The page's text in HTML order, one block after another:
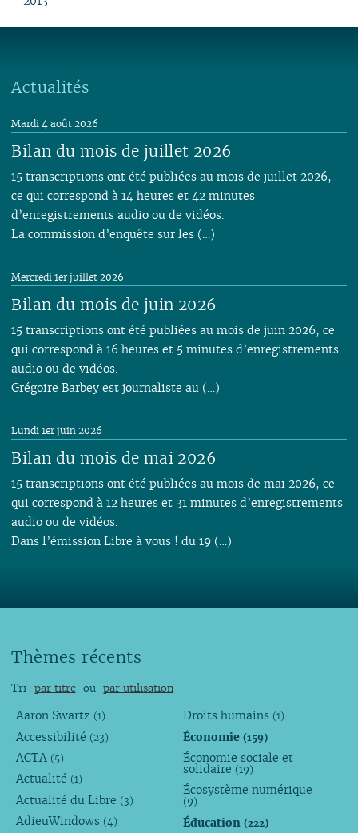
02
01
01
02
Actualités
Bilan du mois de juillet 2026
Mardi 4 août 2026
15 transcriptions ont été publiées au mois de juillet 2026,
ce qui correspond à 14 heures et 42 minutes
d’enregistrements audio ou de vidéos.
La commission d’enquête sur les (…)
Bilan du mois de juin 2026
Mercredi 1er juillet 2026
15 transcriptions ont été publiées au mois de juin 2026, ce
qui correspond à 16 heures et 5 minutes d’enregistrements
audio ou de vidéos.
Grégoire Barbey est journaliste au (…)
Bilan du mois de mai 2026
Lundi 1er juin 2026
15 transcriptions ont été publiées au mois de mai 2026, ce
qui correspond à 12 heures et 31 minutes d’enregistrements
audio ou de vidéos.
Dans l’émission Libre à vous ! du 19 (…)
Thèmes récents
Tri par titre ou par utilisation
Aaron Swartz (1)
Accessibilité (23)
ACTA (5)
Actualité (1)
Actualité du Libre (3)
AdieuWindows (4)
Droits humains (1)
Économie(159)
Économie sociale et
solidaire (19)
Écosystème numérique
(9)
Éducation(222)